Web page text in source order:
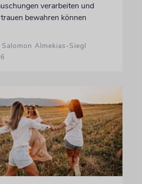
verarbeiten und
bewahren können
Almekias-Siegl